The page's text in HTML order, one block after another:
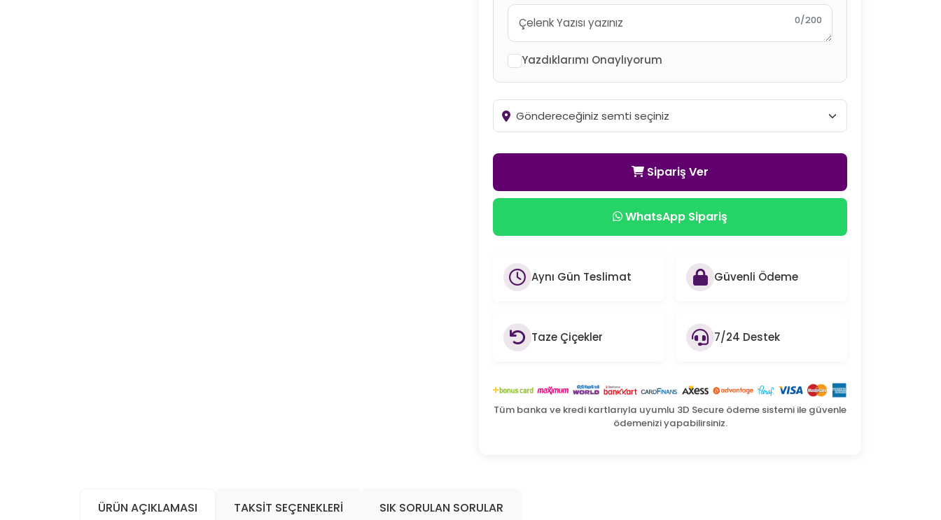
0/200
Yazdıklarımı Onaylıyorum
Sipariş Ver
WhatsApp Sipariş
Aynı Gün Teslimat Güvenli Ödeme
Taze Çiçekler 7/24 Destek
Tüm banka ve kredi kartlarıyla uyumlu 3D Secure ödeme sistemi ile güvenle
ödemenizi yapabilirsiniz.
ÜRÜN AÇIKLAMASI TAKSIT SEÇENEKLERI SIK SORULAN SORULAR